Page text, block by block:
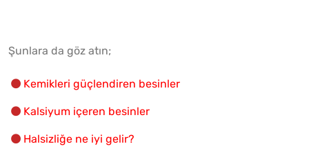
Şunlara da göz atın;
Kemikleri güçlendiren besinler
Kalsiyum içeren besinler
Halsizliğe ne iyi gelir?